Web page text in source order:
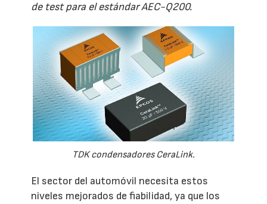
de test para el estándar AEC-Q200.
TDK condensadores CeraLink.
El sector del automóvil necesita estos
niveles mejorados de fiabilidad, ya que los